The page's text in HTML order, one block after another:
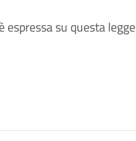
su questa legge